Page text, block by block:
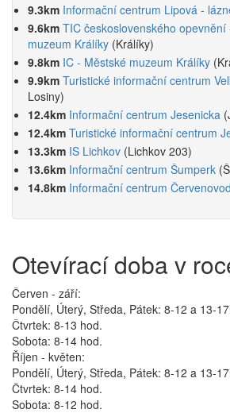
9.3km Informační centrum Lipová -
9.6km TIC československého opevnění
muzeum Králíky (Králíky)
9.8km IC - Městské muzeum Králíky
9.9km Turistické informační centrum
Losiny)
12.4km Informační centrum Jesenicka
12.4km Turistické informační centrum
13.3km IS Lichkov (Lichkov 203)
13.6km Informační centrum Šumperk
14.8km Informační centrum
Otevírací doba v
Červen - září:
Pondělí, Úterý, Středa, Pátek: 8-12 a 13-
Čtvrtek: 8-13 hod.
Sobota: 8-14 hod.
Říjen - květen:
Pondělí, Úterý, Středa, Pátek: 8-12 a 13-
Čtvrtek: 8-14 hod.
Sobota: 8-12 hod.